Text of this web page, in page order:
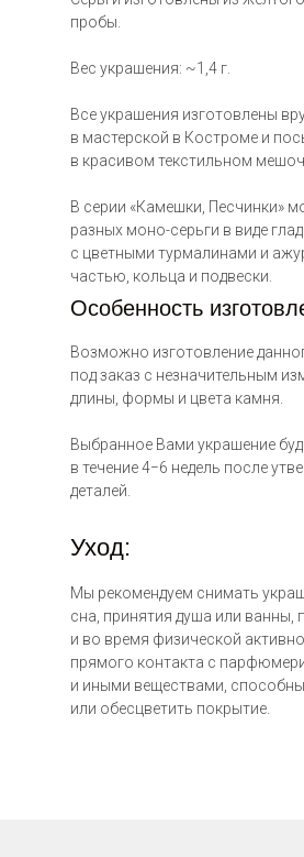
Мы рекомендуем снимать
сна, принятия душа или ванны,
и во время физической
прямого контакта с
и иными веществами,
или обесцветить покрытие.
Уход:
Возможно изготовление
под заказ с незначительным
длины, формы и цвета камня.
Выбранное Вами украшение
в течение 4−6 недель после
деталей.
Особенность
пробы.
Вес украшения: ~1,4 г.
Все украшения изготовлены
в мастерской в Костроме и
в красивом текстильном
В серии «Камешки, Песчинки»
разных моно-серьги в виде
с цветными турмалинами и
частью, кольца и подвески.
цена: по запросу
цена: по
цена: